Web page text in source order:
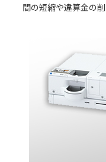
間の短縮や違算金の削